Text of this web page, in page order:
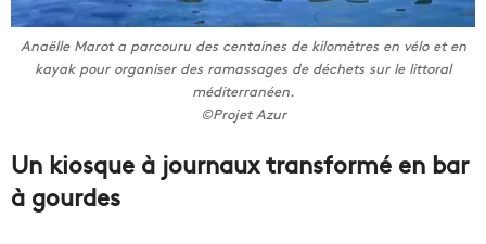
Anaëlle Marot a parcouru des centaines de kilomètres en vélo et en
kayak pour organiser des ramassages de déchets sur le littoral
méditerranéen.
©Projet Azur
Un kiosque à journaux transformé en bar
à gourdes